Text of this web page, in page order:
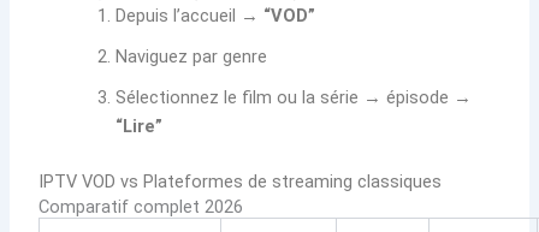
Depuis l’accueil → “VOD”
Naviguez par genre
Sélectionnez le film ou la série → épisode →
“Lire”
IPTV VOD vs Plateformes de streaming classiques
Comparatif complet 2026